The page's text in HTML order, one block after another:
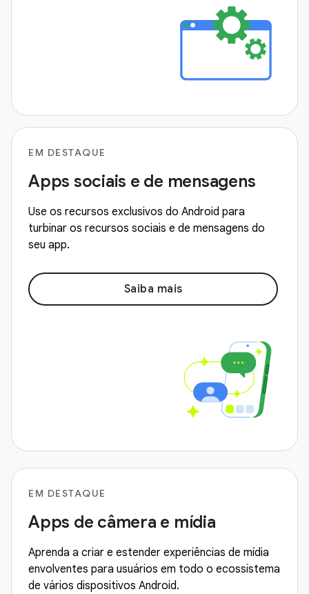
EM DESTAQUE
Apps sociais e de mensagens
Use os recursos exclusivos do Android para
turbinar os recursos sociais e de mensagens do
seu app.
Saiba mais
EM DESTAQUE
Apps de câmera e mídia
Aprenda a criar e estender experiências de mídia
envolventes para usuários em todo o ecossistema
de vários dispositivos Android.